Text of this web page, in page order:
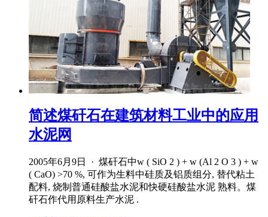
简述煤矸石在建筑材料工业中的应用
水泥网
2005年6月9日 · 煤矸石中w ( SiO 2 ) + w (Al 2 O 3 ) + w
( CaO) >70 %, 可作为生料中硅质及铝质组分, 替代粘土
配料, 烧制普通硅酸盐水泥和快硬硅酸盐水泥 熟料。煤
矸石作代用原料生产水泥 .